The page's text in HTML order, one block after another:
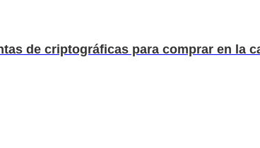
de criptográficas para comprar en la